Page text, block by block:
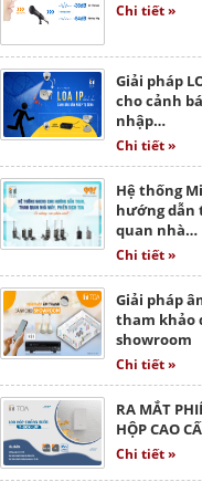
Chi tiết »
Giải pháp
cho cảnh
nhập…
Chi tiết »
Hệ thống
hướng dẫn
quan nhà…
Chi tiết »
Giải pháp
tham khảo
showroom
Chi tiết »
RA MẮT
HỘP CAO
Chi tiết »